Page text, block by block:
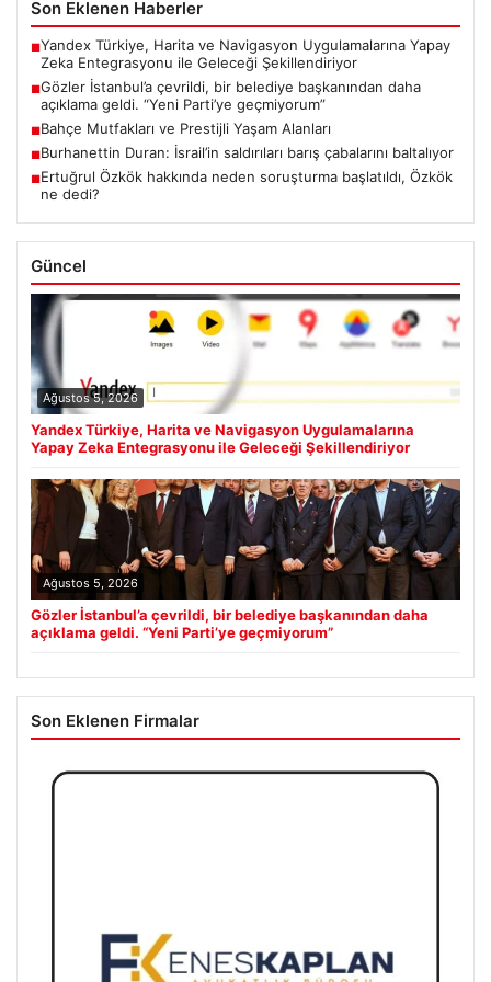
Son Eklenen Haberler
■Yandex Türkiye, Harita ve Navigasyon Uygulamalarına Yapay
Zeka Entegrasyonu ile Geleceği Şekillendiriyor
■Gözler İstanbul’a çevrildi, bir belediye başkanından daha
açıklama geldi. “Yeni Parti’ye geçmiyorum”
■Bahçe Mutfakları ve Prestijli Yaşam Alanları
■Burhanettin Duran: İsrail’in saldırıları barış çabalarını baltalıyor
■Ertuğrul Özkök hakkında neden soruşturma başlatıldı, Özkök
ne dedi?
Güncel
Ağustos 5, 2026
Yandex Türkiye, Harita ve Navigasyon Uygulamalarına
Yapay Zeka Entegrasyonu ile Geleceği Şekillendiriyor
Ağustos 5, 2026
Gözler İstanbul’a çevrildi, bir belediye başkanından daha
açıklama geldi. “Yeni Parti’ye geçmiyorum”
Son Eklenen Firmalar